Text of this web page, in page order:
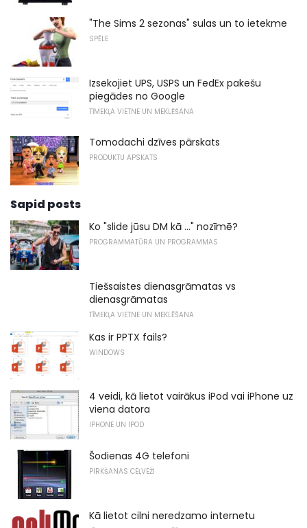
"The Sims 2 sezonas" sulas un to ietekme
SPĒLE
Izsekojiet UPS, USPS un FedEx pakešu
piegādes no Google
TĪMEKĻA VIETNE UN MEKLĒŠANA
Tomodachi dzīves pārskats
PRODUKTU APSKATS
Sapid posts
Ko "slide jūsu DM kā ..." nozīmē?
PROGRAMMATŪRA UN PROGRAMMAS
Tiešsaistes dienasgrāmatas vs
dienasgrāmatas
TĪMEKĻA VIETNE UN MEKLĒŠANA
Kas ir PPTX fails?
WINDOWS
4 veidi, kā lietot vairākus iPod vai iPhone uz
viena datora
IPHONE UN IPOD
Šodienas 4G telefoni
PIRKŠANAS CEĻVEŽI
Kā lietot cilni neredzamo internetu